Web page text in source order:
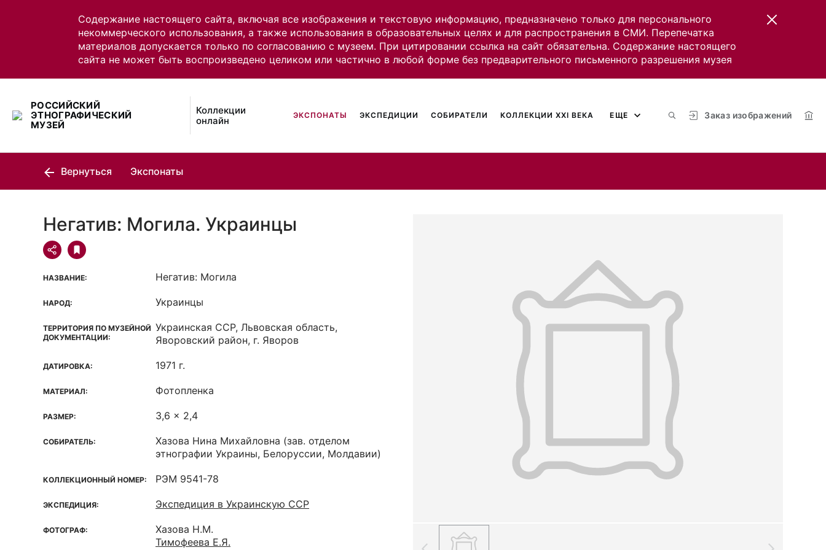
Содержание настоящего сайта, включая все изображения и текстовую информацию, предназначено только для персонального
некоммерческого использования, а также использования в образовательных целях и для распространения в СМИ. Перепечатка
материалов допускается только по согласованию с музеем. При цитировании ссылка на сайт обязательна. Содержание настоящего
сайта не может быть воспроизведено целиком или частично в любой форме без предварительного письменного разрешения музея
РОССИЙСКИЙ
ЭТНОГРАФИЧЕСКИЙ
МУЗЕЙ
Коллекции
онлайн
Заказ изображений
ЭКСПОНАТЫ ЭКСПЕДИЦИИ СОБИРАТЕЛИ КОЛЛЕКЦИИ XXI ВЕКА ЕЩЕ
Вернуться Экспонаты
Негатив: Могила. Украинцы
НАЗВАНИЕ: Негатив: Могила
НАРОД: Украинцы
ТЕРРИТОРИЯ ПО МУЗЕЙНОЙ
ДОКУМЕНТАЦИИ:
Украинская ССР, Львовская область,
Яворовский район, г. Яворов
ДАТИРОВКА: 1971 г.
МАТЕРИАЛ: Фотопленка
РАЗМЕР: 3,6 x 2,4
СОБИРАТЕЛЬ: Хазова Нина Михайловна (зав. отделом
этнографии Украины, Белоруссии, Молдавии)
КОЛЛЕКЦИОННЫЙ НОМЕР: РЭМ 9541-78
ЭКСПЕДИЦИЯ: Экспедиция в Украинскую ССР
ФОТОГРАФ:
Хазова Н.М.
Тимофеева Е.Я.